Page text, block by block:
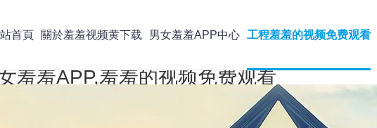
羞羞APP,羞羞的视频免费观看
首頁 關於羞羞视频黄下载 男女羞羞APP中心 工程羞羞的视频免费观看